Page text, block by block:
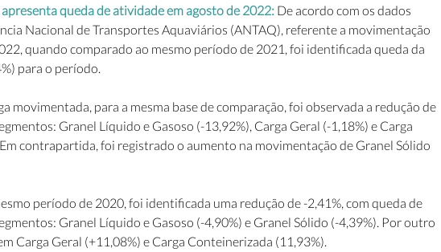
queda de atividade em agosto de 2022: De acordo com os dados
Nacional de Transportes Aquaviários (ANTAQ), referente a movimentação
quando comparado ao mesmo período de 2021, foi identificada queda da
para o período.
movimentada, para a mesma base de comparação, foi observada a redução de
Granel Líquido e Gasoso (-13,92%), Carga Geral (-1,18%) e Carga
contrapartida, foi registrado o aumento na movimentação de Granel Sólido
período de 2020, foi identificada uma redução de -2,41%, com queda de
Granel Líquido e Gasoso (-4,90%) e Granel Sólido (-4,39%). Por outro
Carga Geral (+11,08%) e Carga Conteinerizada (11,93%).